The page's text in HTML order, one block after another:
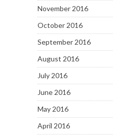
November 2016
October 2016
September 2016
August 2016
July 2016
June 2016
May 2016
April 2016